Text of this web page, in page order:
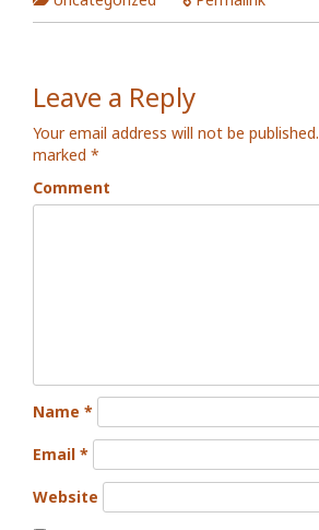
Leave a Reply
Your email address will not be published.
marked *
Comment
Name *
Email *
Website